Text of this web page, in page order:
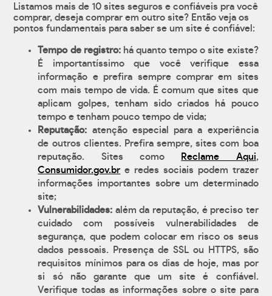
Listamos mais de 10 sites seguros e confiáveis pra você
comprar, deseja comprar em outro site? Então veja os
pontos fundamentais para saber se um site é confiável:
Tempo de registro:há quanto tempo o site existe?
É importantíssimo que você verifique essa
informação e prefira sempre comprar em sites
com mais tempo de vida. É comum que sites que
aplicam golpes, tenham sido criados há pouco
tempo e tenham pouco tempo de vida;
Reputação: atenção especial para a experiência
de outros clientes. Prefira sempre, sites com boa
reputação. Sites como
Reclame Aqui,
Consumidor.gov.br e redes sociais podem trazer
informações importantes sobre um determinado
site;
Vulnerabilidades: além da reputação, é preciso ter
cuidado com possíveis vulnerabilidades de
segurança, que podem colocar em risco os seus
dados pessoais. Presença de SSL ou HTTPS, são
requisitos mínimos para os dias de hoje, mas por
si só não garante que um site é confiável.
Verifique todas as informações sobre o site para